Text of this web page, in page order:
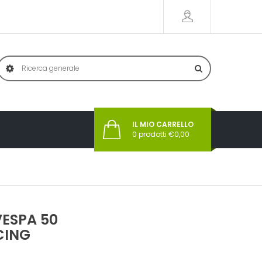
IL MIO CARRELLO
0 prodotti €0,00
50